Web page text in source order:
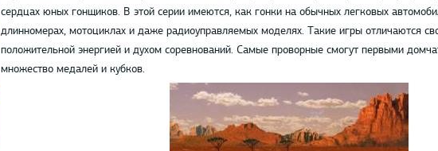
сердцах юных гонщиков. В этой серии имеются, как гонки на обычных легковых
длинномерах, мотоциклах и даже радиоуправляемых моделях. Такие игры отличаются
положительной энергией и духом соревнований. Самые проворные смогут первыми
множество медалей и кубков.